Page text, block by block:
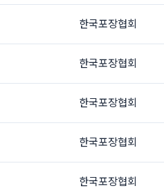
한국포장협회
한국포장협회
한국포장협회
한국포장협회
한국포장협회